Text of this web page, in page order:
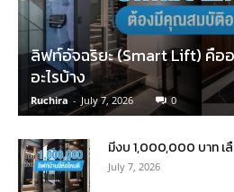
ลิฟท์อัจฉริยะ (Smart Lift) คื
อะไรบ้าง
Ruchira - July 7, 2026 0
มีงบ 1,000,000 บาท เ
July 7, 2026